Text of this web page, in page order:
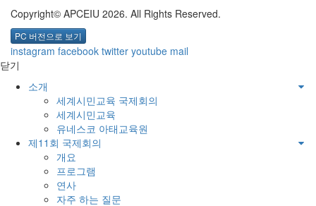
Copyright© APCEIU 2026. All Rights Reserved.
PC 버전으로 보기
instagram facebook twitter youtube mail
닫기
소개
세계시민교육 국제회의
세계시민교육
유네스코 아태교육원
제11회 국제회의
개요
프로그램
연사
자주 하는 질문